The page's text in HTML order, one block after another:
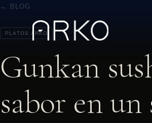
← BLOG
PLATOS ARKO
Gunkan
sabor en